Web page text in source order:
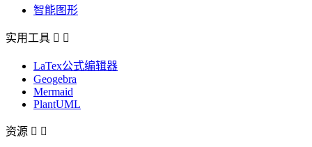
智能图形
实用工具  
LaTex公式编辑器
Geogebra
Mermaid
PlantUML
资源  